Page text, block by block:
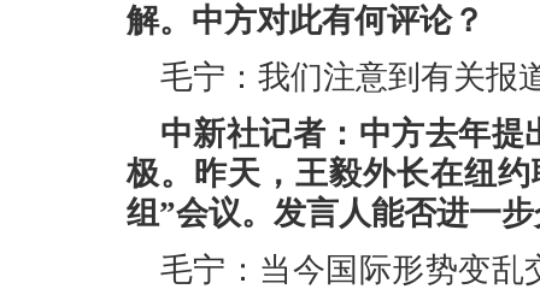
解。中方对此有何评论？
毛宁：我们注意到有关报
中新社记者：中方去年
极。昨天，王毅外长在纽
组”会议。发言人能否进一
毛宁：当今国际形势变